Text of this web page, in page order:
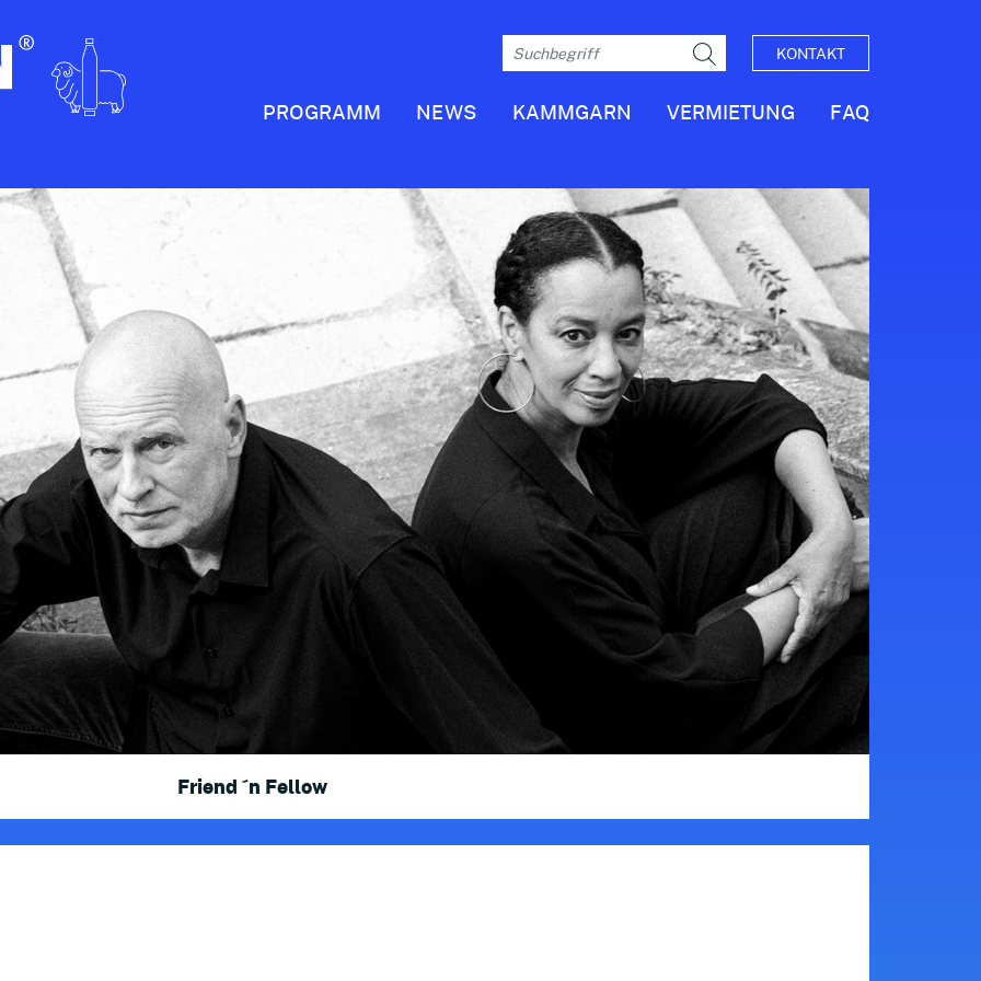
KONTAKT
PROGRAMM NEWS KAMMGARN VERMIETUNG FAQ
Friend ´n Fellow